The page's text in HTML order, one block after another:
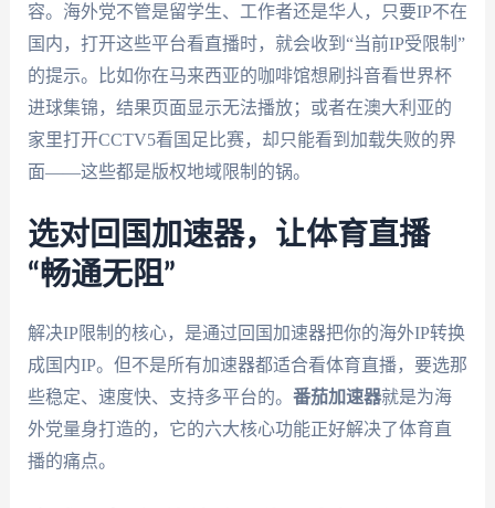
容。海外党不管是留学生、工作者还是华人，只要IP不在
国内，打开这些平台看直播时，就会收到“当前IP受限制”
的提示。比如你在马来西亚的咖啡馆想刷抖音看世界杯
进球集锦，结果页面显示无法播放；或者在澳大利亚的
家里打开CCTV5看国足比赛，却只能看到加载失败的界
面——这些都是版权地域限制的锅。
选对回国加速器，让体育直播
“畅通无阻”
解决IP限制的核心，是通过回国加速器把你的海外IP转换
成国内IP。但不是所有加速器都适合看体育直播，要选那
些稳定、速度快、支持多平台的。 番茄加速器就是为海
外党量身打造的，它的六大核心功能正好解决了体育直
播的痛点。